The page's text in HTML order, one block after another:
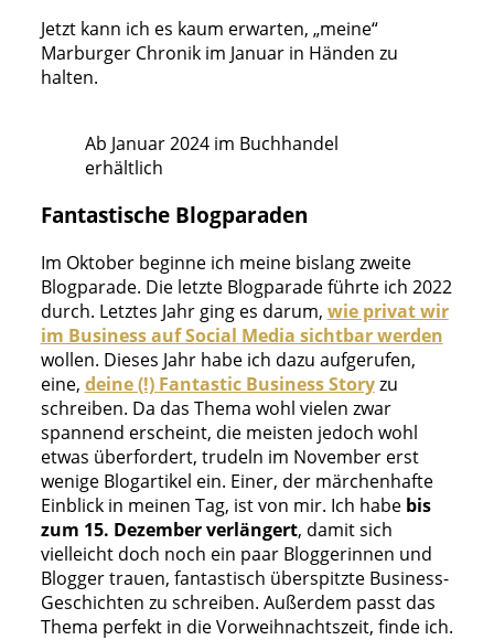
Jetzt kann ich es kaum erwarten, „meine“
Marburger Chronik im Januar in Händen zu
halten.
Ab Januar 2024 im Buchhandel
erhältlich
Fantastische Blogparaden
Im Oktober beginne ich meine bislang zweite
Blogparade. Die letzte Blogparade führte ich 2022
durch. Letztes Jahr ging es darum, wie privat wir
im Business auf Social Media sichtbar werden
wollen. Dieses Jahr habe ich dazu aufgerufen,
eine, deine (!) Fantastic Business Storyzu
schreiben. Da das Thema wohl vielen zwar
spannend erscheint, die meisten jedoch wohl
etwas überfordert, trudeln im November erst
wenige Blogartikel ein. Einer, der märchenhafte
Einblick in meinen Tag, ist von mir. Ich habe bis
zum 15. Dezember verlängert, damit sich
vielleicht doch noch ein paar Bloggerinnen und
Blogger trauen, fantastisch überspitzte Business-
Geschichten zu schreiben. Außerdem passt das
Thema perfekt in die Vorweihnachtszeit, finde ich.